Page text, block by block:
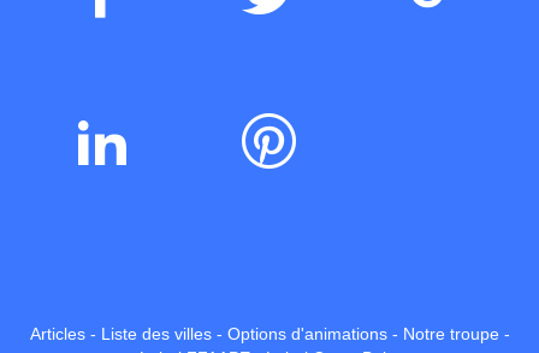
Articles- Liste des villes- Options d'animations- Notre troupe -